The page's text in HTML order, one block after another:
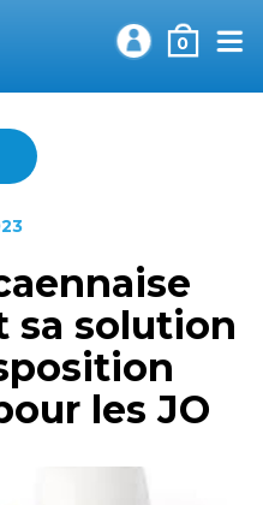
0
sa solution
les JO